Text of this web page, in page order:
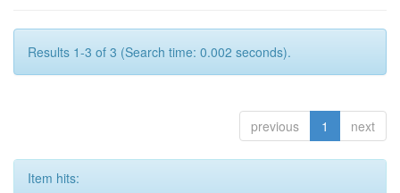
Results 1-3 of 3 (Search time: 0.002 seconds).
previous 1 next
Item hits: